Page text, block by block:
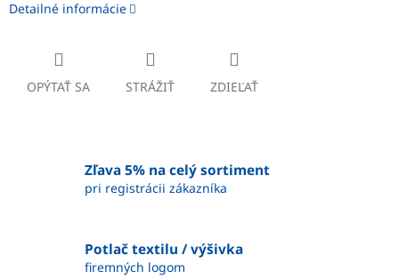
Detailné informácie
OPÝTAŤ SA STRÁŽIŤ ZDIEĽAŤ
Zľava 5% na celý sortiment
pri registrácii zákazníka
Potlač textilu / výšivka
firemných logom